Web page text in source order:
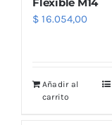
$ 16.054,00
Añadir al
carrito